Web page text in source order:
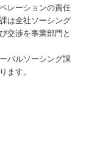
レーションの責任
は全社ソーシング
交渉を事業部門と
バルソーシング課
ます。